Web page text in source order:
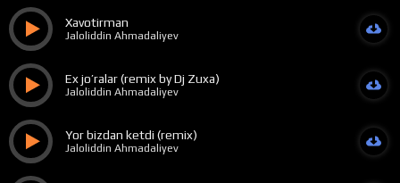
Xavotirman
Jaloliddin Ahmadaliyev
Ex jo’ralar (remix by Dj Zuxa)
Jaloliddin Ahmadaliyev
Yor bizdan ketdi (remix)
Jaloliddin Ahmadaliyev